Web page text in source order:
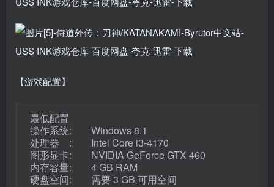
【游戏配置】
最低配置
操作系统: Windows 8.1
处理器 : Intel Core i3-4170
图形显卡: NVIDIA GeForce GTX 460
内存容量: 4 GB RAM
硬盘空间: 需要 3 GB 可用空间